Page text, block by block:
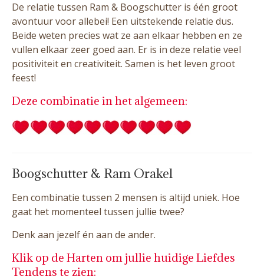
De relatie tussen Ram & Boogschutter is één groot
avontuur voor allebei! Een uitstekende relatie dus.
Beide weten precies wat ze aan elkaar hebben en ze
vullen elkaar zeer goed aan. Er is in deze relatie veel
positiviteit en creativiteit. Samen is het leven groot
feest!
Deze combinatie in het algemeen:
Boogschutter & Ram Orakel
Een combinatie tussen 2 mensen is altijd uniek. Hoe
gaat het momenteel tussen jullie twee?
Denk aan jezelf én aan de ander.
Klik op de Harten om jullie huidige Liefdes
Tendens te zien: